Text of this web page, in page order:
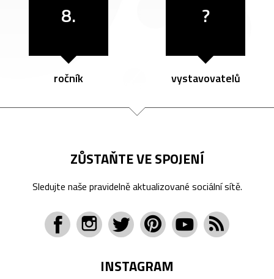
8.
ročník
?
vystavovatelů
ZŮSTAŇTE VE SPOJENÍ
Sledujte naše pravidelně aktualizované sociální sítě.
INSTAGRAM